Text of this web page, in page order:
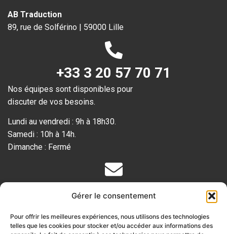
Gérer le consentement
Pour offrir les meilleures expériences, nous utilisons des technologies
telles que les cookies pour stocker et/ou accéder aux informations des
AB Traduction
89, rue de Solférino | 59000 Lille
+33 3 20 57 70 71
Nos équipes sont disponibles pour
discuter de vos besoins.
Lundi au vendredi : 9h à 18h30.
Samedi : 10h à 14h.
Dimanche : Fermé
Votre devis gratuit
ou envoyez-vous vos documents par email